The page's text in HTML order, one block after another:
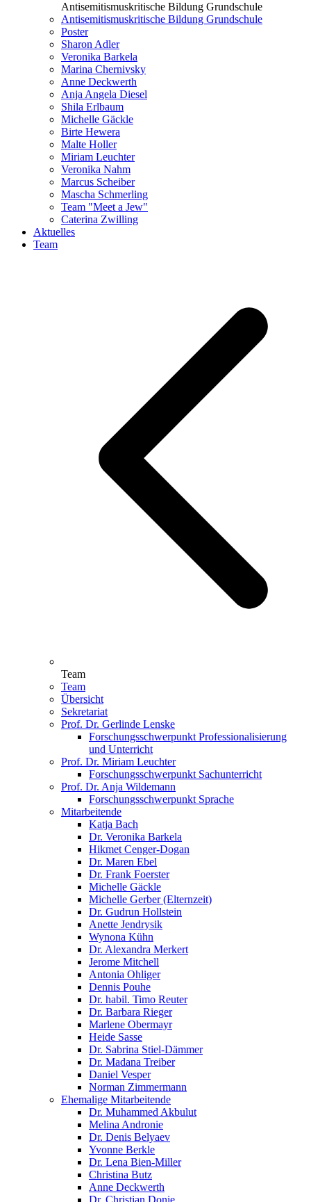
Antisemitismuskritische Bildung Grundschule
Antisemitismuskritische Bildung Grundschule
Poster
Sharon Adler
Veronika Barkela
Marina Chernivsky
Anne Deckwerth
Anja Angela Diesel
Shila Erlbaum
Michelle Gäckle
Birte Hewera
Malte Holler
Miriam Leuchter
Veronika Nahm
Marcus Scheiber
Mascha Schmerling
Team "Meet a Jew"
Caterina Zwilling
Aktuelles
Team
Team
Team
Übersicht
Sekretariat
Prof. Dr. Gerlinde Lenske
Forschungsschwerpunkt Professionalisierung
und Unterricht
Prof. Dr. Miriam Leuchter
Forschungsschwerpunkt Sachunterricht
Prof. Dr. Anja Wildemann
Forschungsschwerpunkt Sprache
Mitarbeitende
Katja Bach
Dr. Veronika Barkela
Hikmet Cenger-Dogan
Dr. Maren Ebel
Dr. Frank Foerster
Michelle Gäckle
Michelle Gerber (Elternzeit)
Dr. Gudrun Hollstein
Anette Jendrysik
Wynona Kühn
Dr. Alexandra Merkert
Jerome Mitchell
Antonia Ohliger
Dennis Pouhe
Dr. habil. Timo Reuter
Dr. Barbara Rieger
Marlene Obermayr
Heide Sasse
Dr. Sabrina Stiel-Dämmer
Dr. Madana Treiber
Daniel Vesper
Norman Zimmermann
Ehemalige Mitarbeitende
Dr. Muhammed Akbulut
Melina Andronie
Dr. Denis Belyaev
Yvonne Berkle
Dr. Lena Bien-Miller
Christina Butz
Anne Deckwerth
Dr. Christian Donie